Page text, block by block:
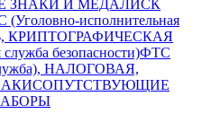
ЗНАКИ И МЕДАЛИСК
(Уголовно-исполнительная
КРИПТОГРАФИЧЕСКАЯ
безопасности)ФТС
НАЛОГОВАЯ,
СОПУТСТВУЮЩИЕ